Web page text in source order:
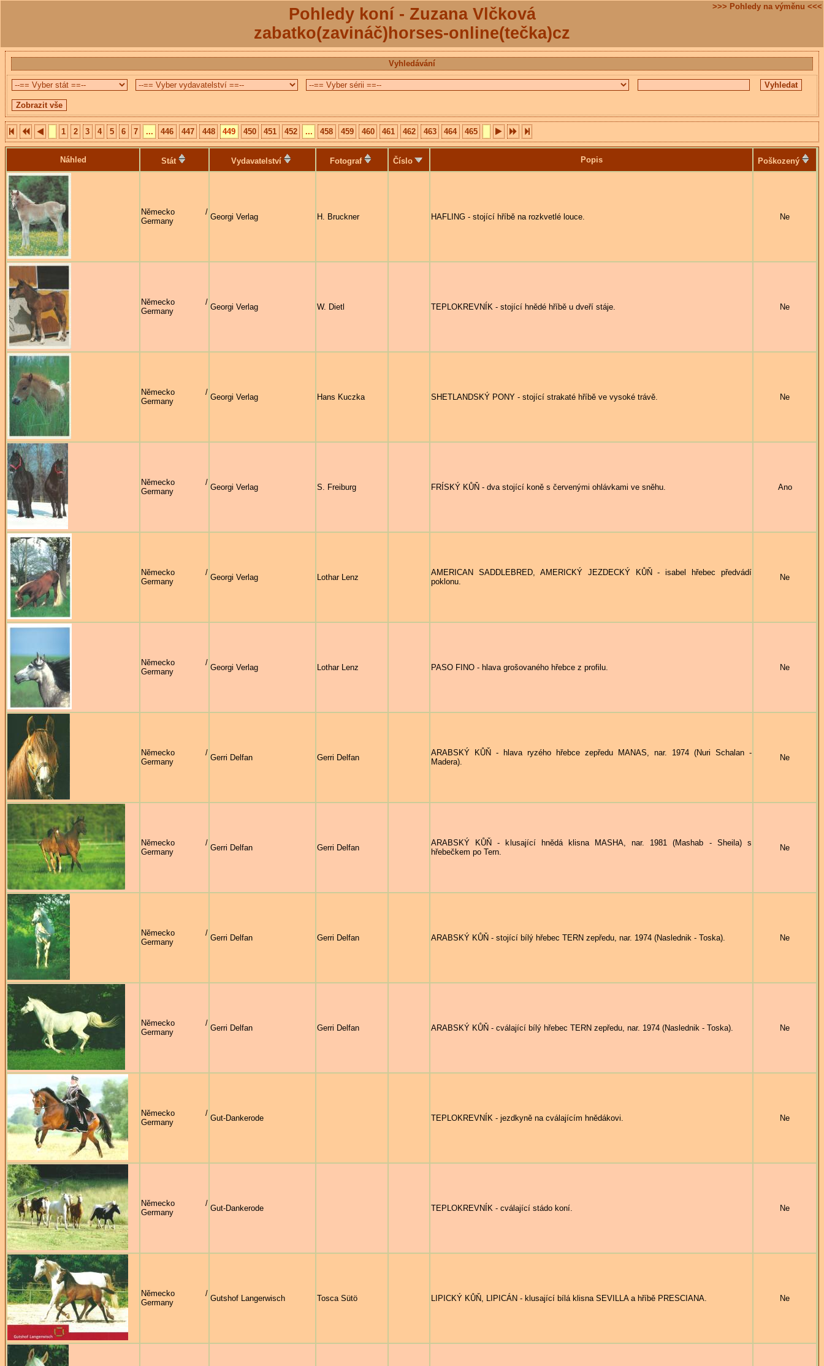
Pohledy koní - Zuzana Vlčková
zabatko(zavináč)horses-online(tečka)cz
>>> Pohledy na výměnu <<<
Vyhledávání
1 2 3 4 5 6 7 ... 446 447 448 449 450 451 452 ... 458 459 460 461 462 463 464 465
Náhled Stát Vydavatelství Fotograf Číslo Popis Poškozený
Německo /
Germany
Georgi Verlag H. Bruckner HAFLING - stojící hříbě na rozkvetlé louce. Ne
Německo /
Germany
Georgi Verlag W. Dietl TEPLOKREVNÍK - stojící hnědé hříbě u dveří stáje. Ne
Německo /
Germany
Georgi Verlag Hans Kuczka SHETLANDSKÝ PONY - stojící strakaté hříbě ve vysoké trávě. Ne
Německo /
Germany
Georgi Verlag S. Freiburg FRÍSKÝ KŮŇ - dva stojící koně s červenými ohlávkami ve sněhu. Ano
Německo /
Germany
Georgi Verlag Lothar Lenz
AMERICAN SADDLEBRED, AMERICKÝ JEZDECKÝ KŮŇ - isabel hřebec předvádí
poklonu.
Ne
Německo /
Germany
Georgi Verlag Lothar Lenz PASO FINO - hlava grošovaného hřebce z profilu. Ne
Německo /
Germany
Gerri Delfan Gerri Delfan
ARABSKÝ KŮŇ - hlava ryzého hřebce zepředu MANAS, nar. 1974 (Nuri Schalan -
Madera).
Ne
Německo /
Germany
Gerri Delfan Gerri Delfan
ARABSKÝ KŮŇ - klusající hnědá klisna MASHA, nar. 1981 (Mashab - Sheila) s
hřebečkem po Tern.
Ne
Německo /
Germany
Gerri Delfan Gerri Delfan ARABSKÝ KŮŇ - stojící bílý hřebec TERN zepředu, nar. 1974 (Naslednik - Toska). Ne
Německo /
Germany
Gerri Delfan Gerri Delfan ARABSKÝ KŮŇ - cválající bílý hřebec TERN zepředu, nar. 1974 (Naslednik - Toska). Ne
Německo /
Germany
Gut-Dankerode TEPLOKREVNÍK - jezdkyně na cválajícím hnědákovi. Ne
Německo /
Germany
Gut-Dankerode TEPLOKREVNÍK - cválající stádo koní. Ne
Německo /
Germany
Gutshof Langerwisch Tosca Sütö LIPICKÝ KŮŇ, LIPICÁN - klusající bílá klisna SEVILLA a hříbě PRESCIANA. Ne